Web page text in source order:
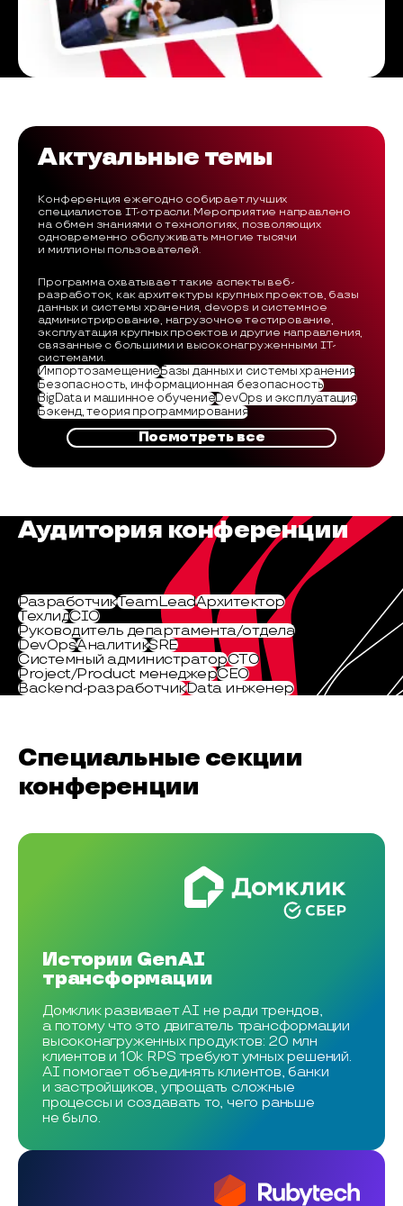
Актуальные темы
Конференция ежегодно собирает лучших
специалистов IT-отрасли. Мероприятие направлено
на обмен знаниями о технологиях, позволяющих
одновременно обслуживать многие тысячи
и миллионы пользователей.
Программа охватывает такие аспекты веб-
разработок, как архитектуры крупных проектов, базы
данных и системы хранения, devops и системное
администрирование, нагрузочное тестирование,
эксплуатация крупных проектов и другие направления,
связанные с большими и высоконагруженными IT-
системами.
ИмпортозамещениеБазы данных и системы хранения
Безопасность, информационная безопасность
BigData и машинное обучениеDevOps и эксплуатация
Бэкенд, теория программирования
Посмотреть все
Аудитория конференции
РазработчикTeamLeadАрхитектор
Техлид
Руководитель департамента/отдела
DevOpsАналитик
Системный администратор
Project/Product менеджер
CIO
SRE
Backend-разработчик
СТО
CEO
Data инженер
Специальные секции
конференции
Истории GenAI
трансформации
Домклик развивает AI не ради трендов,
а потому что это двигатель трансформации
высоконагруженных продуктов: 20 млн
клиентов и 10k RPS требуют умных решений.
AI помогает объединять клиентов, банки
и застройщиков, упрощать сложные
процессы и создавать то, чего раньше
не было.